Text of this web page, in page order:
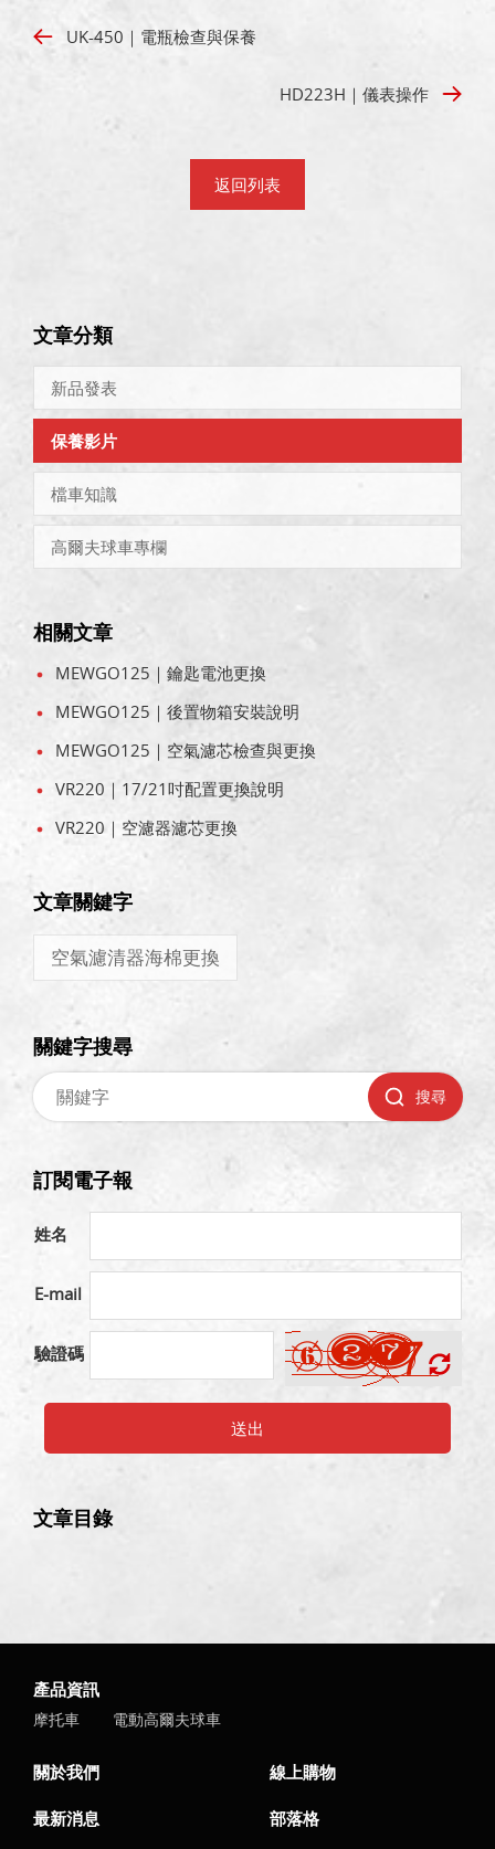
UK-450｜電瓶檢查與保養
HD223H｜儀表操作
返回列表
文章分類
新品發表
保養影片
檔車知識
高爾夫球車專欄
相關文章
MEWGO125｜鑰匙電池更換
MEWGO125｜後置物箱安裝說明
MEWGO125｜空氣濾芯檢查與更換
VR220｜17/21吋配置更換說明
VR220｜空濾器濾芯更換
文章關鍵字
空氣濾清器海棉更換
關鍵字搜尋
搜尋
訂閱電子報
姓名
E-mail
驗證碼
送出
文章目錄
產品資訊
摩托車 電動高爾夫球車
關於我們 線上購物
最新消息 部落格